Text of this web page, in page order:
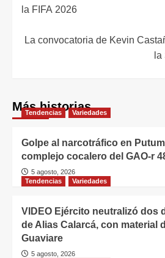
la FIFA 2026
La convocatoria de Kevin
Más historias
Tendencias Variedades
Golpe al narcotráfico en
complejo cocalero del GAO-r
5 agosto, 2026
Tendencias
Variedades
VIDEO Ejército neutralizó dos
de Alias Calarcá, con material
Guaviare
5 agosto, 2026